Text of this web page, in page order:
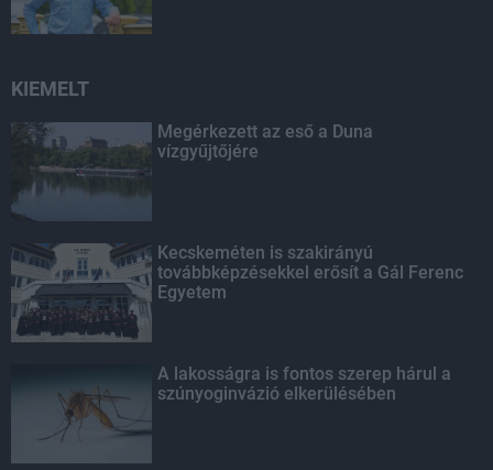
KIEMELT
Megérkezett az eső a Duna
vízgyűjtőjére
Kecskeméten is szakirányú
továbbképzésekkel erősít a Gál Ferenc
Egyetem
A lakosságra is fontos szerep hárul a
szúnyoginvázió elkerülésében